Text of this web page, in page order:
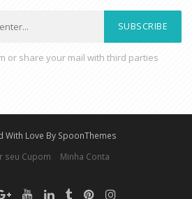
SUBSCRIBE
or share your mail with third parties
With Love By SpoonThemes
seu Cupom
Minha Conta